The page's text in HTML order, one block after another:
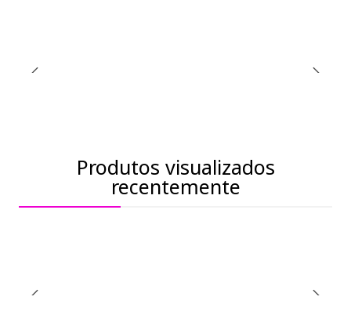
Produtos visualizados
recentemente